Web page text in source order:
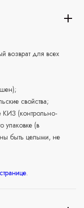
возврат для всех
свойства;
(контрольно-
упаковке (в
быть целыми, не
.